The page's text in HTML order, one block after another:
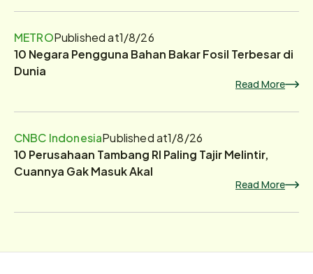
METROPublished at1/8/26
10 Negara Pengguna Bahan Bakar Fosil Terbesar di
Dunia
Read More
CNBC IndonesiaPublished at1/8/26
10 Perusahaan Tambang RI Paling Tajir Melintir,
Cuannya Gak Masuk Akal
Read More